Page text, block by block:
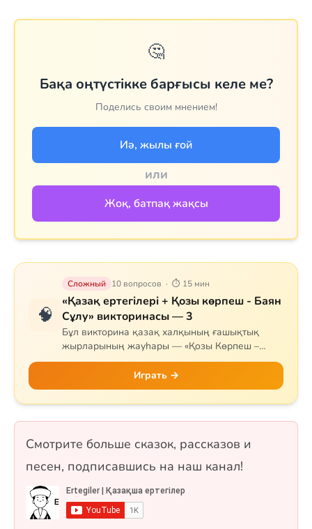
🤔
Бақа оңтүстікке барғысы келе ме?
Поделись своим мнением!
Иә, жылы ғой
или
Жоқ, батпақ жақсы
🧠
Сложный 10 вопросов · ⏱ 15 мин
«Қазақ ертегілері + Қозы көрпеш - Баян
Сұлу» викторинасы — 3
Бұл викторина қазақ халқының ғашықтық
жырларының жауһары — «Қозы Көрпеш –
Баян Сұлу» дастанына арналған. Сұрақтар
жырдың тарихын, негізгі кейіпкерлерін (Қозы,
Баян, Қодар, Қарабай, Сарыбай), оқиғаның
дамуын және тарихи мұрасын қамтиды.
таңдауды және рас/жалған форматтарында.
Играть →
Смотрите больше сказок, рассказов и
песен, подписавшись на наш канал!